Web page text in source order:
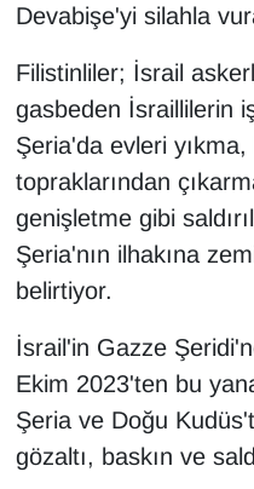
Devabişe'yi silahla
Filistinliler; İsrail
gasbeden İsraillilerin
Şeria'da evleri yıkma,
topraklarından
genişletme gibi
Şeria'nın ilhakına
belirtiyor.
İsrail'in Gazze
Ekim 2023'ten bu
Şeria ve Doğu
gözaltı, baskın ve